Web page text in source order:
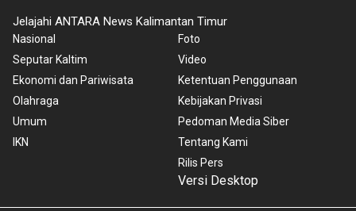
Jelajahi ANTARA News Kalimantan Timur
Nasional
Seputar Kaltim
Ekonomi dan Pariwisata
Olahraga
Umum
IKN
Foto
Video
Ketentuan Penggunaan
Kebijakan Privasi
Pedoman Media Siber
Tentang Kami
Rilis Pers
Versi Desktop